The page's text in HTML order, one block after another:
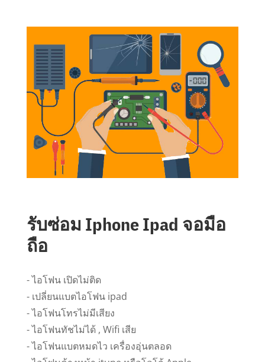
รับซ่อม Iphone Ipad จอมือ
ถือ
- ไอโฟน เปิดไม่ติด
- เปลี่ยนแบตไอโฟน ipad
- ไอโฟนโทรไม่มีเสียง
- ไอโฟนทัชไม่ได้ , Wifi เสีย
- ไอโฟนแบตหมดไว เครื่องอุ่นตลอด